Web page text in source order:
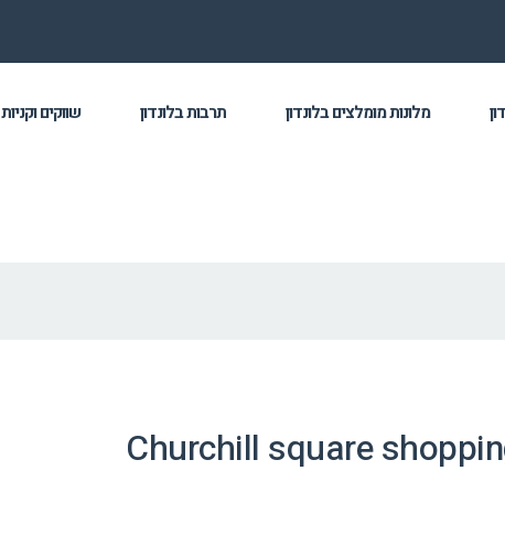
מלונות מומלצים בלונדון תרבות בלונדון שווקים וקניות
Churchill square